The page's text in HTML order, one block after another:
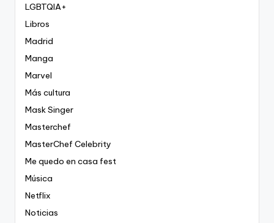
LGBTQIA+
Libros
Madrid
Manga
Marvel
Más cultura
Mask Singer
Masterchef
MasterChef Celebrity
Me quedo en casa fest
Música
Netflix
Noticias